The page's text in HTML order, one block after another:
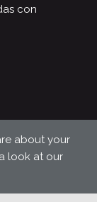
con
about your
look at our